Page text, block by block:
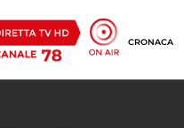
CRONACA